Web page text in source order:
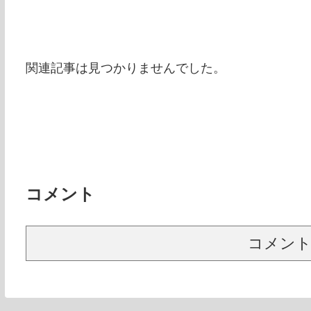
関連記事は見つかりませんでした。
コメント
コメン